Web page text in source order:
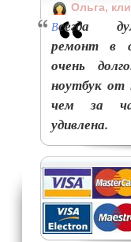
Ольга,
Всегда
ремонт в
очень
ноутбук от
чем за
удивлена.